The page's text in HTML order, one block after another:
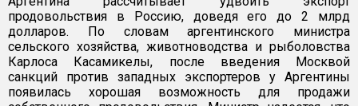
продовольствия в Россию, доведя его до 2 млрд
долларов. По словам аргентинского министра
сельского хозяйства, животноводства и рыболовства
Карлоса Касамикелы, после введения Москвой
санкций против западных экспортеров у Аргентины
появилась хорошая возможность для продажи